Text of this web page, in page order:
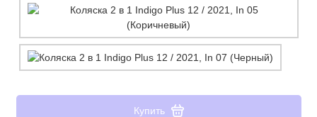
Купить